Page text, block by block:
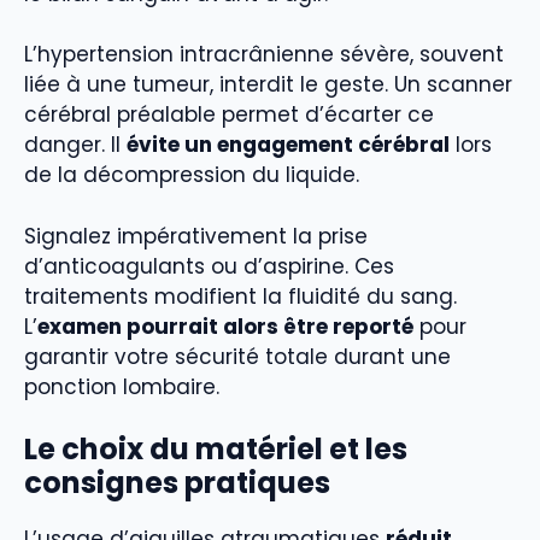
L’hypertension intracrânienne sévère, souvent
liée à une tumeur, interdit le geste. Un scanner
cérébral préalable permet d’écarter ce
danger. Il évite un engagement cérébral lors
de la décompression du liquide.
Signalez impérativement la prise
d’anticoagulants ou d’aspirine. Ces
traitements modifient la fluidité du sang.
L’examen pourrait alors être reporté pour
garantir votre sécurité totale durant une
ponction lombaire.
Le choix du matériel et les
consignes pratiques